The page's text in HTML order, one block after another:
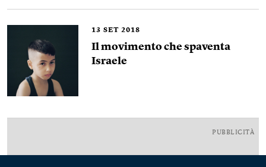
13 SET 2018
Il movimento che spaventa
Israele
PUBBLICITÀ